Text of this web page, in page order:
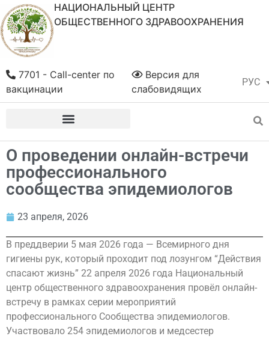
НАЦИОНАЛЬНЫЙ ЦЕНТР
ОБЩЕСТВЕННОГО ЗДРАВООХРАНЕНИЯ
РУС
ҚАЗ
Версия для
слабовидящих
7701 - Call-center по
вакцинации
О проведении онлайн-встречи
профессионального
сообщества эпидемиологов
23 апреля, 2026
В преддверии 5 мая 2026 года — Всемирного дня
гигиены рук, который проходит под лозунгом “Действия
спасают жизнь” 22 апреля 2026 года Национальный
центр общественного здравоохранения провёл онлайн-
встречу в рамках серии мероприятий
профессионального Сообщества эпидемиологов.
Участвовало 254 эпидемиологов и медсестер